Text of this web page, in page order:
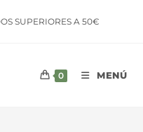
SUPERIORES A 50€
0 MENÚ